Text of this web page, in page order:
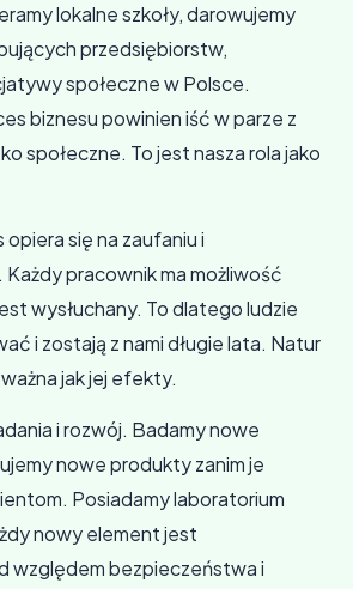
lokalne szkoły, darowujemy
przedsiębiorstw,
społeczne w Polsce.
biznesu powinien iść w parze z
społeczne. To jest nasza rola jako
opiera się na zaufaniu i
pracownik ma możliwość
wysłuchany. To dlatego ludzie
i zostają z nami długie lata. Natur
jak jej efekty.
i rozwój. Badamy nowe
nowe produkty zanim je
Posiadamy laboratorium
nowy element jest
względem bezpieczeństwa i